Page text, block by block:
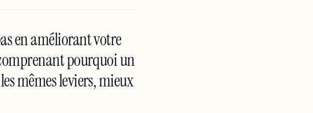
en améliorant votre
pourquoi un
mêmes leviers, mieux